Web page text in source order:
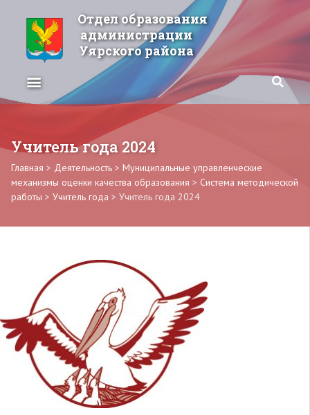
Отдел образования
администрации
Уярского района
Учитель года 2024
Главная > Деятельность > Муниципальные управленческие
механизмы оценки качества образования > Система методической
работы > Учитель года > Учитель года 2024